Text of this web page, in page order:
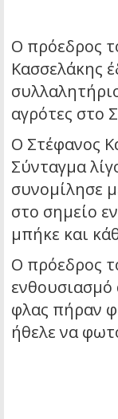
Ο πρόεδρος
Κασσελάκης
αγρότες στο
Ο Στέφανος
Σύνταγμα
συνομίλησε
στο σημείο
μπήκε και
Ο πρόεδρος
φλας πήραν
ήθελε να